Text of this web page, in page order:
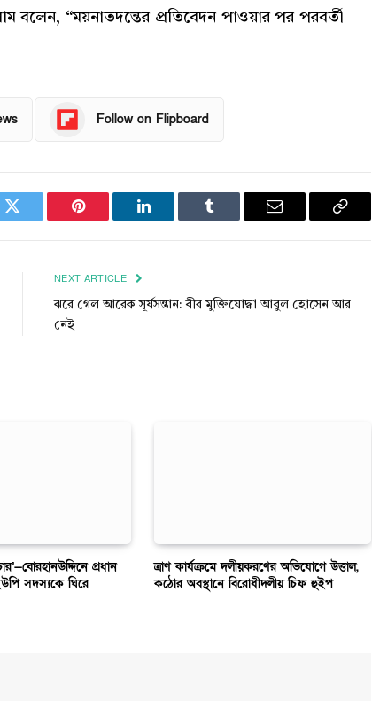
বলেন, “ময়নাতদন্তের প্রতিবেদন পাওয়ার পর পরবর্তী
Follow on Flipboard
Twitter Pinterest LinkedIn Tumblr Email
Copy
NEXT ARTICLE
ঝরে গেল আরেক সূর্যসন্তান: বীর মুক্তিযোদ্ধা আবুল হোসেন আর
নেই
প্রধান
সদস্যকে ঘিরে
ত্রাণ কার্যক্রমে দলীয়করণের অভিযোগে উত্তাল,
কঠোর অবস্থানে বিরোধীদলীয় চিফ হুইপ